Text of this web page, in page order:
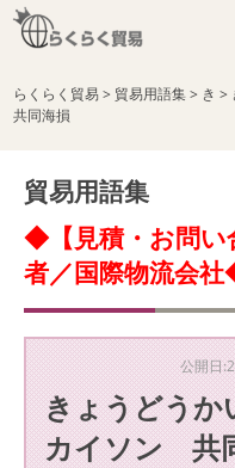
らくらく貿易> 貿易用語集> き >
共同海損
貿易用語集
◆【見積・お問い
者／国際物流会
公開日
きょうどうか
カイソン 共